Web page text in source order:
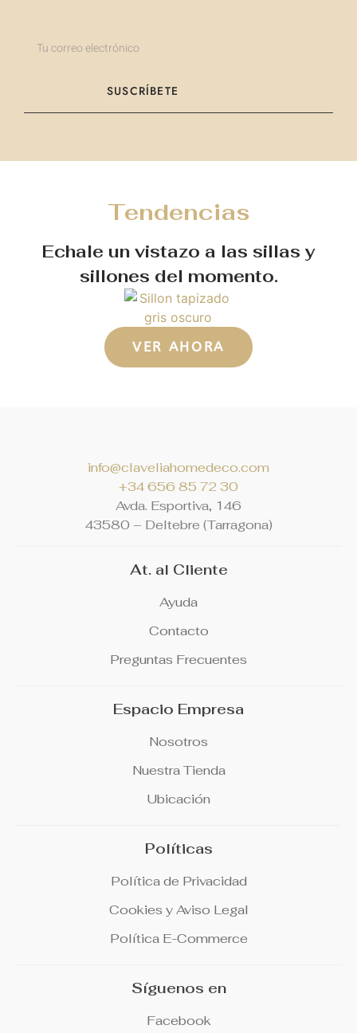
SUSCRÍBETE
Tendencias
Echale un vistazo a las sillas y
sillones del momento.
VER AHORA
info@claveliahomedeco.com
+34 656 85 72 30
Avda. Esportiva, 146
43580 – Deltebre (Tarragona)
At. al Cliente
Ayuda
Contacto
Preguntas Frecuentes
Espacio Empresa
Nosotros
Nuestra Tienda
Ubicación
Políticas
Política de Privacidad
Cookies y Aviso Legal
Política E-Commerce
Síguenos en
Facebook